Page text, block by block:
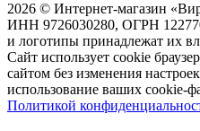
2026 © Интернет-магазин
ИНН 9726030280, ОГРН
и логотипы принадлежат их
Сайт использует cookie
сайтом без изменения
использование ваших cookie-
Политикой